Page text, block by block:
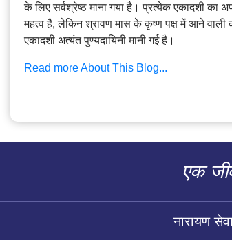
के लिए सर्वश्रेष्ठ माना गया है। प्रत्येक एकादशी का
महत्व है, लेकिन श्रावण मास के कृष्ण पक्ष में आने वाली
एकादशी अत्यंत पुण्यदायिनी मानी गई है।
Read more About This Blog...
एक
नारायण